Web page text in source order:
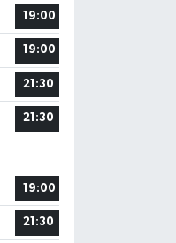
19:00
19:00
21:30
21:30
19:00
21:30